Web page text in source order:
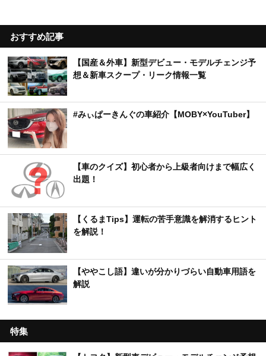
おすすめ記事
【国産＆外車】新型デビュー・モデルチェンジ予
想＆新車スクープ・リーク情報一覧
#みぃぱーきんぐの車紹介【MOBY×YouTuber】
【車のクイズ】初心者から上級者向けまで幅広く
出題！
【くるまTips】運転の苦手意識を解消するヒント
を解説！
【ややこし語】違いが分かりづらい自動車用語を
解説
特集